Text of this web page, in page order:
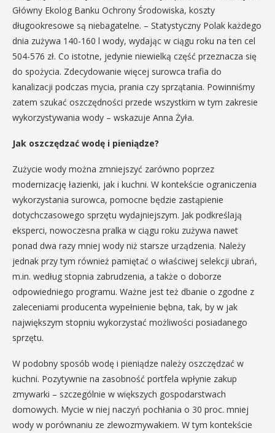
Główny Ekolog Banku Ochrony Środowiska, koszty
długookresowe są niebagatelne. – Statystyczny Polak każdego
dnia zużywa 140-160 l wody, wydając w ciągu roku na ten cel
504-576 zł. Co istotne, jedynie niewielką część przeznacza się
do spożycia. Zdecydowanie więcej surowca trafia do
kanalizacji podczas mycia, prania czy sprzątania. Powinniśmy
zatem szukać oszczędności przede wszystkim w tym zakresie
wykorzystywania wody – wskazuje Anna Żyła.
Jak oszczędzać wodę i pieniądze?
Zużycie wody można zmniejszyć zarówno poprzez
modernizację łazienki, jak i kuchni. W kontekście ograniczenia
wykorzystania surowca, pomocne będzie zastąpienie
dotychczasowego sprzętu wydajniejszym. Jak podkreślają
eksperci, nowoczesna pralka w ciągu roku zużywa nawet
ponad dwa razy mniej wody niż starsze urządzenia. Należy
jednak przy tym również pamiętać o właściwej selekcji ubrań,
m.in. według stopnia zabrudzenia, a także o doborze
odpowiedniego programu. Ważne jest też dbanie o zgodne z
zaleceniami producenta wypełnienie bębna, tak, by w jak
największym stopniu wykorzystać możliwości posiadanego
sprzętu.
W podobny sposób wodę i pieniądze należy oszczędzać w
kuchni. Pozytywnie na zasobność portfela wpłynie zakup
zmywarki – szczególnie w większych gospodarstwach
domowych. Mycie w niej naczyń pochłania o 30 proc. mniej
wody w porównaniu ze zlewozmywakiem. W tym kontekście